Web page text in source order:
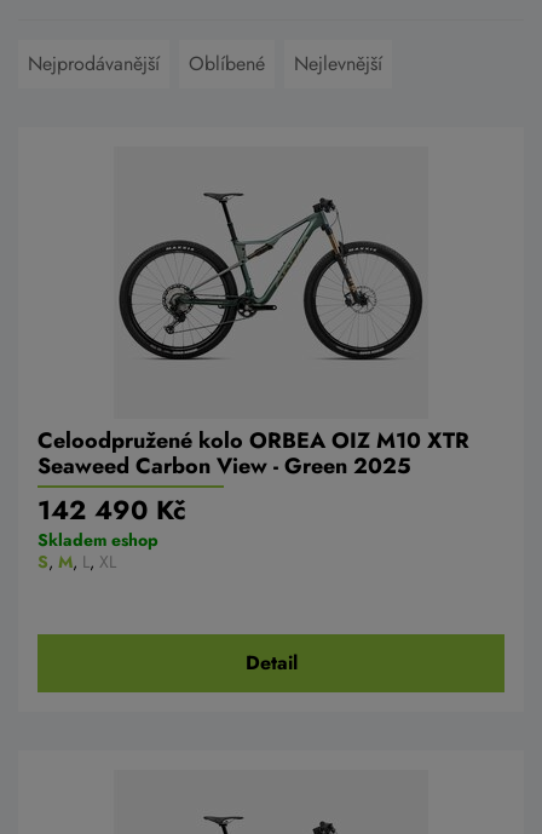
Nejprodávanější Oblíbené Nejlevnější
Celoodpružené kolo ORBEA OIZ M10 XTR
Seaweed Carbon View - Green 2025
142 490 Kč
Skladem eshop
S, M, L, XL
Detail